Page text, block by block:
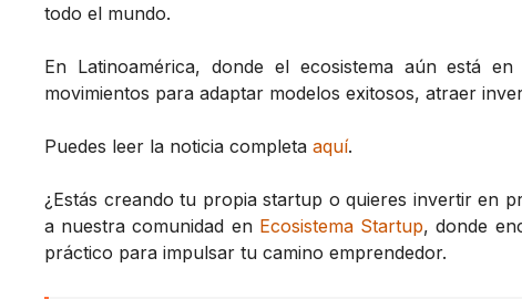
todo el mundo.
En Latinoamérica, donde el ecosistema aún está
movimientos para adaptar modelos exitosos, atraer
Puedes leer la noticia completa aquí.
¿Estás creando tu propia startup o quieres invertir en
a nuestra comunidad en Ecosistema Startup, donde
práctico para impulsar tu camino emprendedor.